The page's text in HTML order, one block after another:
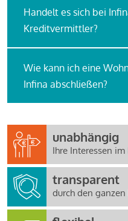
Handelt es sich bei
Kreditvermittler?
Wie kann ich eine
Infina abschließen?
unabhängig
Ihre Interessen im
transparent
durch den ganzen